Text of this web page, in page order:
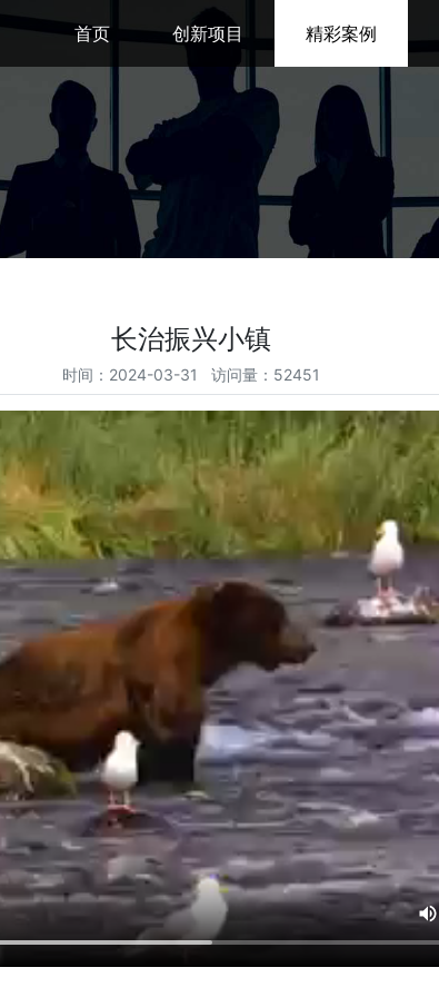
首页 创新项目 精彩案例
长治振兴小镇
时间：2024-03-31 访问量：52451